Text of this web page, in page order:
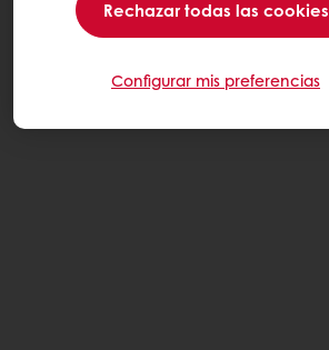
Rechazar todas las cookies
Configurar mis preferencias